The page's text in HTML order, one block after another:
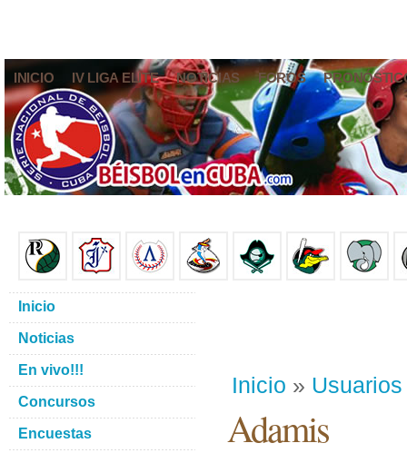
INICIO IV LIGA ELITE NOTICIAS FOROS
Inicio » Usuarios
Adamis
Inicio
Noticias
En vivo!!!
Concursos
Encuestas